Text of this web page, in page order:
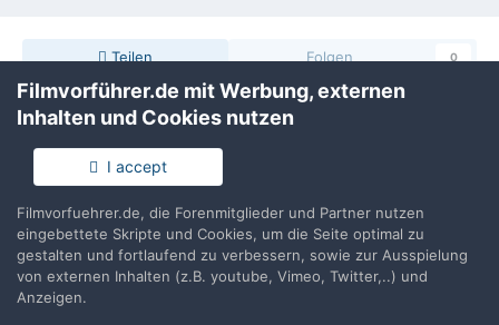
Teilen Folgen 0
Erstelle ein Benutzerkonto oder melde Dich
an, um zu kommentieren
Du musst ein Benutzerkonto haben, um einen Kommentar
verfassen zu können
Filmvorführer.de mit Werbung, externen
Inhalten und Cookies nutzen
I accept
Filmvorfuehrer.de, die Forenmitglieder und Partner nutzen
eingebettete Skripte und Cookies, um die Seite optimal zu
gestalten und fortlaufend zu verbessern, sowie zur Ausspielung
von externen Inhalten (z.B. youtube, Vimeo, Twitter,..) und
Anzeigen.